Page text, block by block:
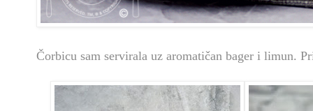
Čorbicu sam servirala uz aromatičan bager i limun.